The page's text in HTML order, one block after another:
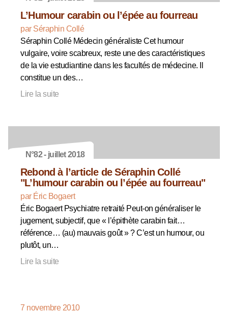
L’Humour carabin ou l’épée au fourreau
par Séraphin Collé
Séraphin Collé Médecin généraliste Cet humour
vulgaire, voire scabreux, reste une des caractéristiques
de la vie estudiantine dans les facultés de médecine. Il
constitue un des…
Lire la suite
N°82 - juillet 2018
Rebond à l’article de Séraphin Collé
"L’humour carabin ou l’épée au fourreau"
par Éric Bogaert
Éric Bogaert Psychiatre retraité Peut-on généraliser le
jugement, subjectif, que « l’épithète carabin fait…
référence… (au) mauvais goût » ? C’est un humour, ou
plutôt, un…
Lire la suite
7 novembre 2010